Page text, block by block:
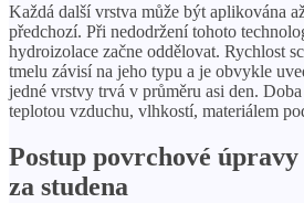
Každá další vrstva může být aplikována
předchozí. Při nedodržení tohoto
hydroizolace začne oddělovat. Rychlost
tmelu závisí na jeho typu a je obvykle
jedné vrstvy trvá v průměru asi den.
teplotou vzduchu, vlhkostí, materiálem
Postup povrchové
za studena